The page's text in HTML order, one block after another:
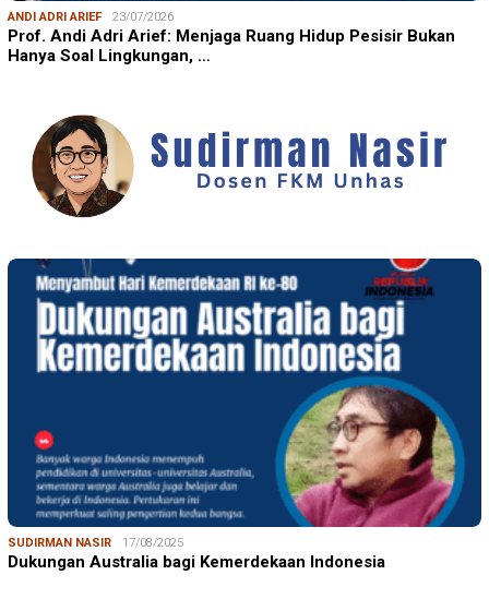
ANDI ADRI ARIEF 23/07/2026
Prof. Andi Adri Arief: Menjaga Ruang Hidup Pesisir Bukan
Hanya Soal Lingkungan, …
SUDIRMAN NASIR 17/08/2025
Dukungan Australia bagi Kemerdekaan Indonesia